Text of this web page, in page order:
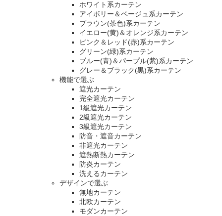
ホワイト系カーテン
アイボリー＆ベージュ系カーテン
ブラウン(茶色)系カーテン
イエロー(黄)＆オレンジ系カーテン
ピンク＆レッド(赤)系カーテン
グリーン(緑)系カーテン
ブルー(青)＆パープル(紫)系カーテン
グレー＆ブラック(黒)系カーテン
機能で選ぶ
遮光カーテン
完全遮光カーテン
1級遮光カーテン
2級遮光カーテン
3級遮光カーテン
防音・遮音カーテン
非遮光カーテン
遮熱断熱カーテン
防炎カーテン
洗えるカーテン
デザインで選ぶ
無地カーテン
北欧カーテン
モダンカーテン